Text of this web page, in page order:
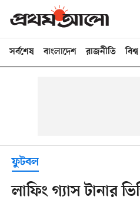
সর্বশেষ বাংলাদেশ রাজনীতি বিশ্ব
ফুটবল
লাফিং গ্যাস টানার